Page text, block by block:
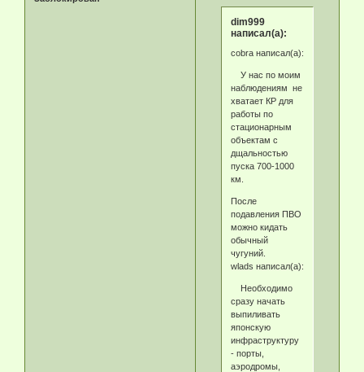
dim999
написал(а):
cobra написал(а):
У нас по моим
наблюдениям не
хватает КР для
работы по
стационарным
объектам с
дщальностью
пуска 700-1000
км.
После
подавления ПВО
можно кидать
обычный
чугуний.
wlads написал(а):
Необходимо
сразу начать
выпиливать
японскую
инфраструктуру
- порты,
аэродромы,